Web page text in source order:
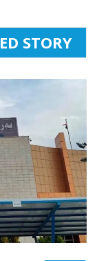
STORY